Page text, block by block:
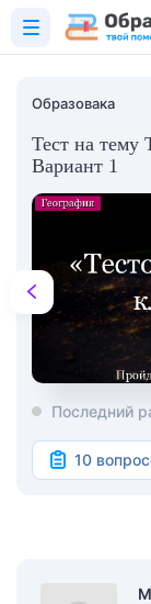
Образовака
Тест на тему
Вариант 1
Последний
10